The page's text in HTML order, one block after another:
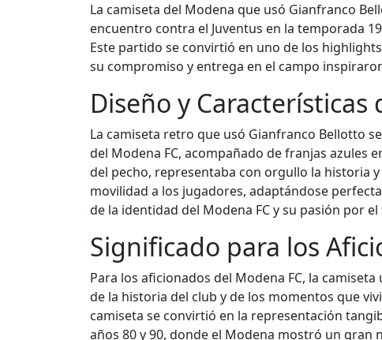
La camiseta del Modena que usó Gianfranco
encuentro contra el Juventus en la temporada
Este partido se convirtió en uno de los
su compromiso y entrega en el campo
Diseño y Características
La camiseta retro que usó Gianfranco Bellotto
del Modena FC, acompañado de franjas azules
del pecho, representaba con orgullo la historia
movilidad a los jugadores, adaptándose
de la identidad del Modena FC y su pasión por
Significado para los
Para los aficionados del Modena FC, la
de la historia del club y de los momentos que
camiseta se convirtió en la representación
años 80 y 90, donde el Modena mostró un gran